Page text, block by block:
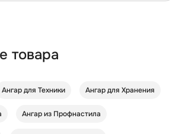
товара
Ангар для Техники Ангар для Хранения
Ангар из Профнастила